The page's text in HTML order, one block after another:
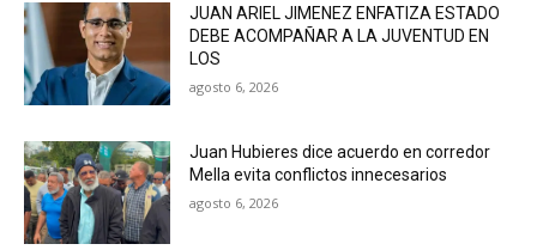
JUAN ARIEL JIMENEZ ENFATIZA ESTADO
DEBE ACOMPAÑAR A LA JUVENTUD EN
LOS
agosto 6, 2026
Juan Hubieres dice acuerdo en corredor
Mella evita conflictos innecesarios
agosto 6, 2026